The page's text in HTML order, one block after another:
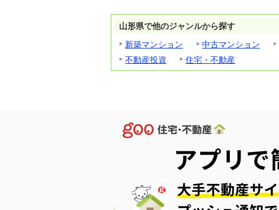
山形県で他のジャンルから探す
新築マンション
中古マンション
不動産投資
住宅・不動産